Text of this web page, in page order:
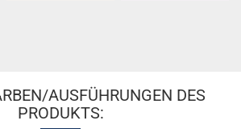
AUSFÜHRUNGEN DES
PRODUKTS: